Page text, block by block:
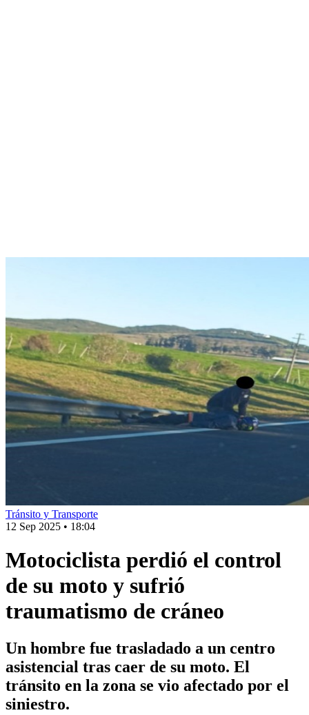
Tránsito y Transporte
12 Sep 2025 • 18:04
Motociclista perdió el control
de su moto y sufrió
traumatismo de cráneo
Un hombre fue trasladado a un centro
asistencial tras caer de su moto. El
tránsito en la zona se vio afectado por el
siniestro.